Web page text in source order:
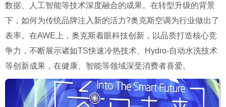
数据、人工智能等技术深度融合的成果。在转型升级的背景
下，如何为传统品牌注入新的活力?奥克斯空调为行业做出了
表率。在AWE上，奥克斯着眼科技创新，以品质打造核心竞
争力，不断展示诸如TS快速冷热技术、Hydro-自动水洗技术
等创新成果，在健康、智能等领域深受消费者喜爱。